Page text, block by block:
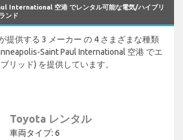
International 空港 でレンタル可能な電気/ハイブリ
ンド
提供する 3 メーカー の 4 さまざまな種類
Saint Paul International 空港 でエ
リッド) を提供しています。
Toyota レンタル
車両タイプ: 6